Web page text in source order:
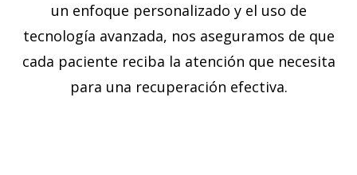
un enfoque personalizado y el uso de
tecnología avanzada, nos aseguramos de que
cada paciente reciba la atención que necesita
para una recuperación efectiva.